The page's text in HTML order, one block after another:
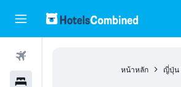
หน้าหลัก ญี่ปุ่น